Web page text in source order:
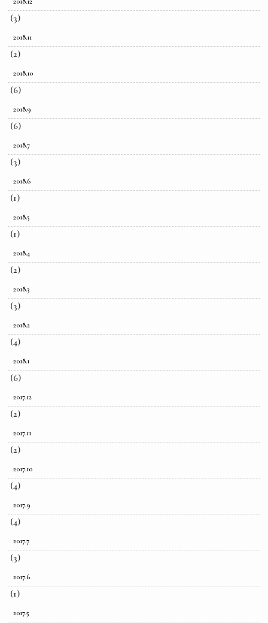
(3)
2018.11
(2)
2018.10
(6)
2018.9
(6)
2018.7
(3)
2018.6
(1)
2018.5
(1)
2018.4
(2)
2018.3
(3)
2018.2
(4)
2018.1
(6)
2017.12
(2)
2017.11
(2)
2017.10
(4)
2017.9
(4)
2017.7
(3)
2017.6
(1)
2017.5